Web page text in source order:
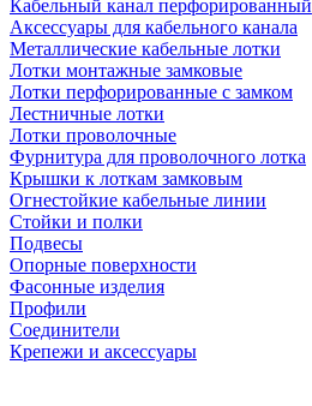
Кабельный канал перфорированный
Аксессуары для кабельного канала
Металлические кабельные лотки
Лотки монтажные замковые
Лотки перфорированные с замком
Лестничные лотки
Лотки проволочные
Фурнитура для проволочного лотка
Крышки к лоткам замковым
Огнестойкие кабельные линии
Стойки и полки
Подвесы
Опорные поверхности
Фасонные изделия
Профили
Соединители
Крепежи и аксессуары